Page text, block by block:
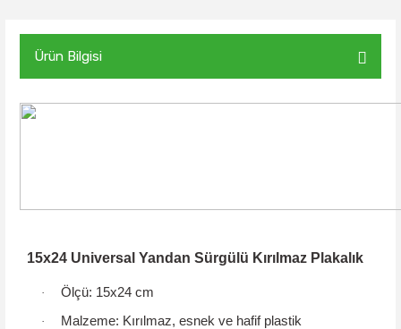
Ürün Bilgisi
15x24 Universal Yandan Sürgülü Kırılmaz Plakalık
· Ölçü: 15x24 cm
· Malzeme: Kırılmaz, esnek ve hafif plastik